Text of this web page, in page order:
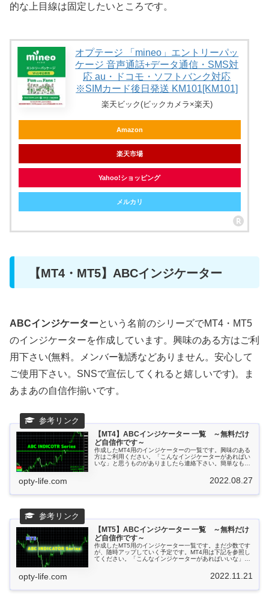
的な上目線は固定したいところです。
オプテージ 「mineo」エントリーパッ
ケージ 音声通話+データ通信・SMS対
応 au・ドコモ・ソフトバンク対応
※SIMカード後日発送 KM101[KM101]
楽天ビック(ビックカメラ×楽天)
Amazon
楽天市場
Yahoo!ショッピング
メルカリ
【MT4・MT5】ABCインジケーター
ABCインジケーターという名前のシリーズでMT4・MT5
のインジケーターを作成しています。興味のある方はご利
用下さい(無料。メンバー勧誘などありません。安心して
ご使用下さい。SNSで宣伝してくれると嬉しいです)。ま
あまあの自信作揃いです。
【MT4】ABCインジケーター 一覧 ～無料だけ
ど自信作です～
作成したMT4用のインジケーターの一覧です。興味のある
方はご利用ください。「こんなインジケーターがあればい
いな」と思うものがありましたら連絡下さい。簡単なもの
opty-life.com 2022.08.27
【MT5】ABCインジケーター 一覧 ～無料だけ
ど自信作です～
作成したMT5用のインジケーター一覧です。まだ少数です
が、随時アップしていく予定です。MT4用は下記を参照し
てください。「こんなインジケーターがあればいいな」と
opty-life.com 2022.11.21